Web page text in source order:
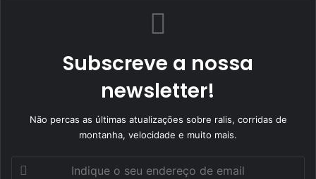
Subscreve a nossa
newsletter!
Não percas as últimas atualizações sobre ralis, corridas de
montanha, velocidade e muito mais.